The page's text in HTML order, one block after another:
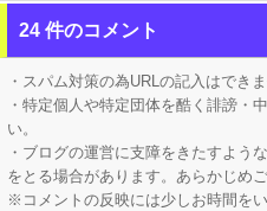
年間売上が16億4000万円を超える「1人事
お前ら「女はおっさんより口が
24 件のコメント
・スパム対策の為URLの記入はできま
・特定個人や特定団体を酷く誹謗・
い。
・ブログの運営に支障をきたすよう
をとる場合があります。あらかじめ
※コメントの反映には少しお時間を